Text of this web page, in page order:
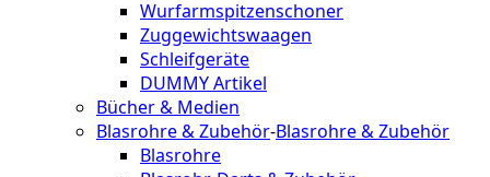
Wurfarmspitzenschoner
Zuggewichtswaagen
Schleifgeräte
DUMMY Artikel
Bücher & Medien
Blasrohre & Zubehör-Blasrohre & Zubehör
Blasrohre